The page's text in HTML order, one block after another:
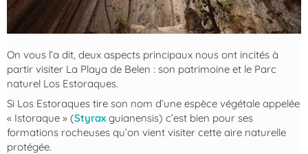
On vous l’a dit, deux aspects principaux nous ont incités à
partir visiter La Playa de Belen : son patrimoine et le Parc
naturel Los Estoraques.
Si Los Estoraques tire son nom d’une espèce végétale appelée
« Istoraque » (Styrax guianensis) c’est bien pour ses
formations rocheuses qu’on vient visiter cette aire naturelle
protégée.